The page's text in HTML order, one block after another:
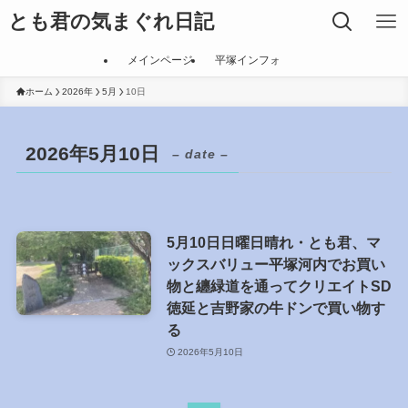
とも君の気まぐれ日記
メインページ 平塚インフォ
ホーム 2026年 5月 10日
2026年5月10日 – date –
5月10日日曜日晴れ・とも君、マ
ックスバリュー平塚河内でお買い
物と纏緑道を通ってクリエイトSD
徳延と吉野家の牛ドンで買い物す
る
2026年5月10日